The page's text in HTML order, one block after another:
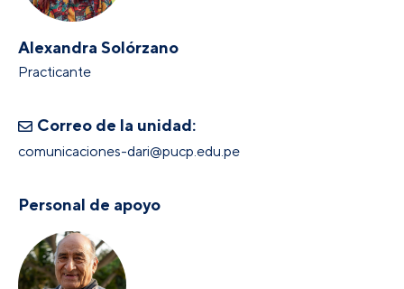
Alexandra Solórzano
Practicante
Correo de la unidad:
comunicaciones-dari@pucp.edu.pe
Personal de apoyo